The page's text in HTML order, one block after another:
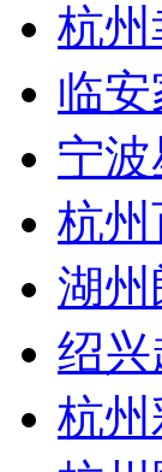
杭
临
宁
杭
湖
绍
杭